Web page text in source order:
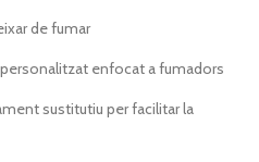
de fumar
enfocat a fumadors
sustitutiu per facilitar la